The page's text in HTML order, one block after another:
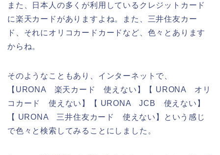
また、日本人の多くが利用しているクレジットカード
に楽天カードがありますよね。また、三井住友カー
ド、それにオリコカードカードなど、色々とあります
からね。
そのようなこともあり、インターネットで、
【URONA 楽天カード 使えない】【 URONA オリ
コカード 使えない】【 URONA JCB 使えない】
【 URONA 三井住友カード 使えない】という感じ
で色々と検索してみることにしました。